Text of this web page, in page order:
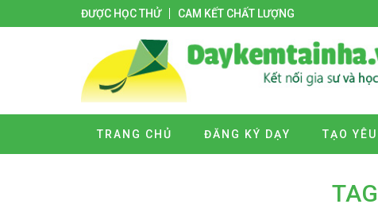
ĐƯỢC HỌC THỬ CAM KẾT CHẤT LƯỢNG
TRANG CHỦ ĐĂNG KÝ DẠY TẠO